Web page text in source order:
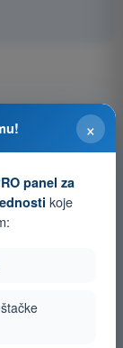
×
panel za
koje